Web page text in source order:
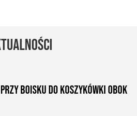
BOISKU DO KOSZYKÓWKI OBOK